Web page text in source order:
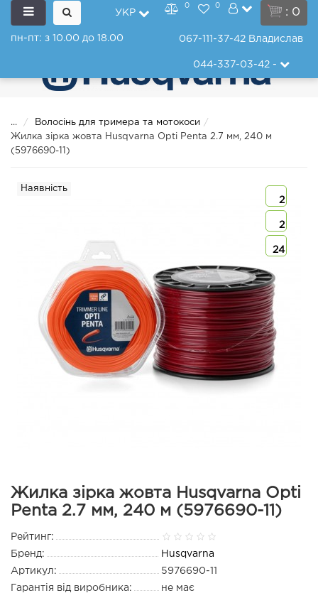
: 0
УКР
0 0
пн-пт: з 10.00 до 18.00 067-111-37-42 Владислав
044-337-03-42-
...
Волосінь для тримера та мотокоси
Жилка зірка жовта Husqvarna Opti Penta 2.7 мм, 240 м
(5976690-11)
2
2
24
Наявність
Жилка зірка жовта Husqvarna Opti
Penta 2.7 мм, 240 м (5976690-11)
Рейтинг:
Бренд:
Husqvarna
Артикул:
5976690-11
Гарантія від виробника:
не має